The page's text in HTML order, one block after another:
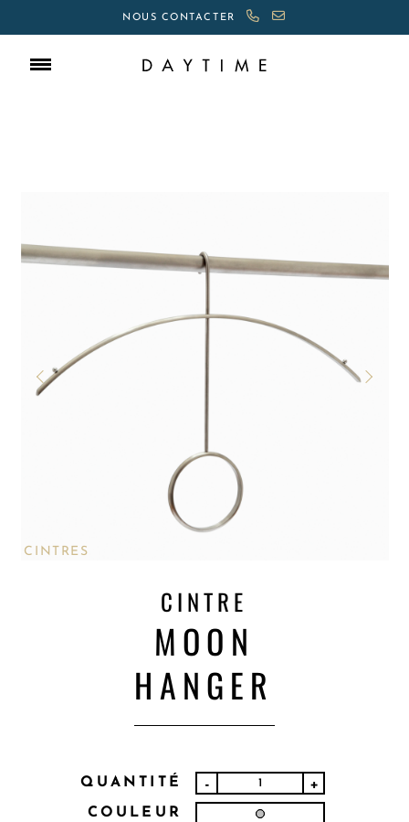
NOUS CONTACTER
CINTRES
CINTRE
MOON
HANGER
QUANTITÉ - +
COULEUR